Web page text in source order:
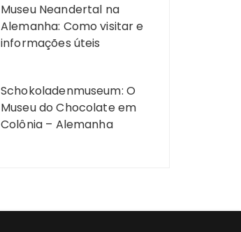
Museu Neandertal na
Alemanha: Como visitar e
informações úteis
Schokoladenmuseum: O
Museu do Chocolate em
Colônia – Alemanha